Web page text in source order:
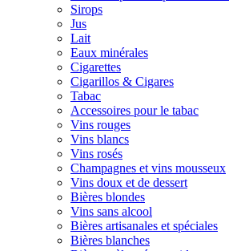
Sirops
Jus
Lait
Eaux minérales
Cigarettes
Cigarillos & Cigares
Tabac
Accessoires pour le tabac
Vins rouges
Vins blancs
Vins rosés
Champagnes et vins mousseux
Vins doux et de dessert
Bières blondes
Vins sans alcool
Bières artisanales et spéciales
Bières blanches